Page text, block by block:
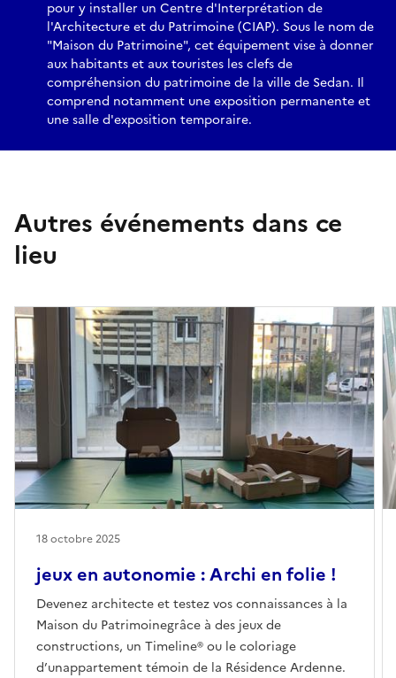
pour y installer un Centre d'Interprétation de
l'Architecture et du Patrimoine (CIAP). Sous le nom de
"Maison du Patrimoine", cet équipement vise à donner
aux habitants et aux touristes les clefs de
compréhension du patrimoine de la ville de Sedan. Il
comprend notamment une exposition permanente et
une salle d'exposition temporaire.
Autres événements dans ce
lieu
jeux en autonomie : Archi en folie !
Devenez architecte et testez vos connaissances à la
Maison du Patrimoinegrâce à des jeux de
constructions, un Timeline® ou le coloriage
d’unappartement témoin de la Résidence Ardenne.
18 octobre 2025